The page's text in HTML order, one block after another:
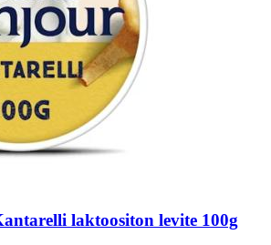
laktoositon levite 100g